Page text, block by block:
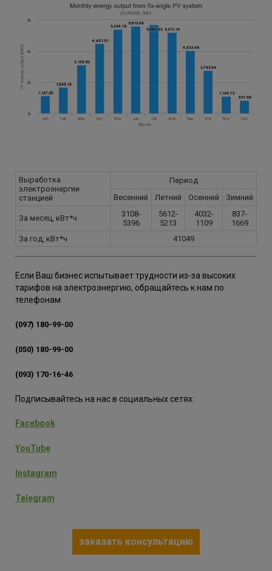
Выработка
электроэнергии
станцией
Период
Весенний
Летний Осенний Зимний
За месяц, кВт*ч
3108-
5396
5612-
5213
4032-
1109
837-
1669
За год, кВт*ч
41049
Если Ваш бизнес испытывает трудности из-за высоких
тарифов на электроэнергию, обращайтесь к нам по
телефонам
(097) 180-99-00
(050) 180-99-00
(093) 170-16-46
Подписывайтесь на нас в социальных сетях:
Facebook
YouTube
Instagram
Telegram
заказать консультацию